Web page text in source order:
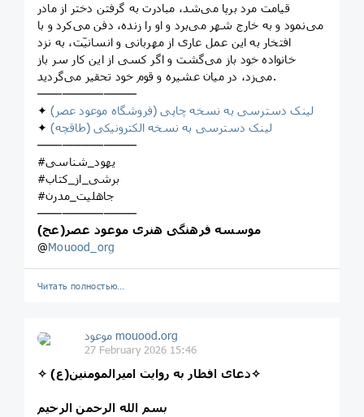
قیامت مرد برپا می‌شد، مبادرت به گرفتن دختر از مادر
می‌نمود و به خارج شهر می‌برد و او را زنده، دفن می‌کرد و با
افتخار به این عمل عاری از مهربانی و انسانیّت، به نزد
خانواده خود باز می‌گشت و اگر کسی از این کار سر باز
می‌زد، در میان عشیره و قوم خود تحقیر می‌گردید.
────────────
✦لینک دسترسی به نسخه چاپی (فروشگاه موعود عصر)
✦لینک دسترسی به نسخه الکترونیکی (طاقچه)
────────────
#یهود_شناسی
#برشی_از_کتاب
#جاهلیت_مدرن
────────────
موسسه فرهنگی هنری موعود عصر(عج)
@Mouood_org
Читать полностью…
موعود mouood.org
27 February 2026 15:46
✧ دعای افطار به روایت امیرالمومنین(ع)✧
بسم الله الرحمن الرحیم